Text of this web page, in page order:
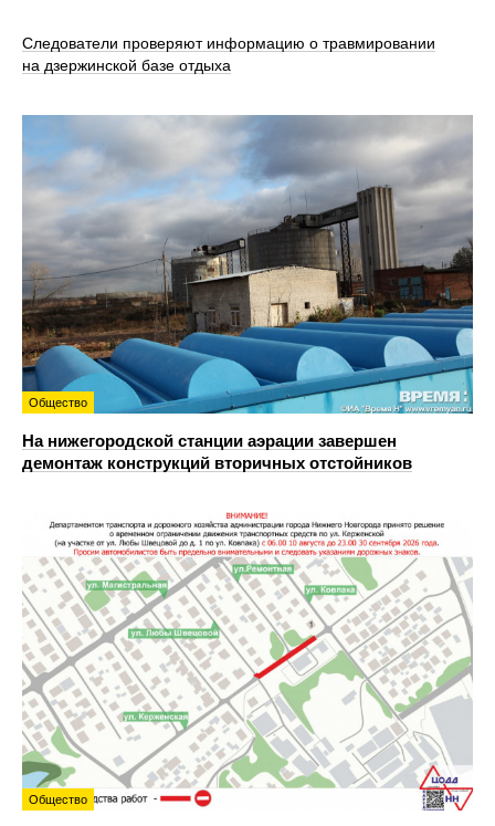
Следователи проверяют информацию о травмировании
на дзержинской базе отдыха
Общество
На нижегородской станции аэрации завершен
демонтаж конструкций вторичных отстойников
Общество